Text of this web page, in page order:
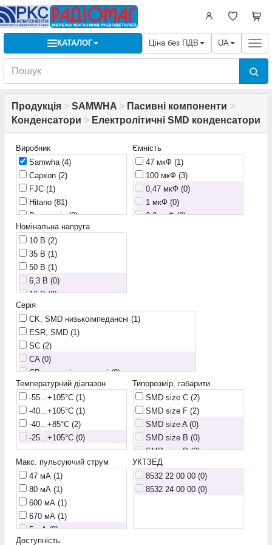
КАТАЛОГ Ціна без ПДВ UA
Продукція > SAMWHA > Пасивні компоненти >
Конденсатори > Електролітичні SMD конденсатори
Виробник
Samwha (4)
Capxon (2)
FJC (1)
Hitano (81)
Panasonic(2)
Yageo(3)
Ємність
47 мкФ (1)
100 мкФ (3)
0,47 мкФ (0)
1 мкФ (0)
2,2 мкФ (0)
220 мкФ (0)
Номінальна напруга
10 В (2)
35 В (1)
50 В (1)
6,3 В (0)
16 В (0)
25 В (0)
63 В (0)
100 В (0)
Серія
CK, SMD низькоімпедансні (1)
ESR, SMD (1)
SC (2)
CA (0)
CB, низькоімпедансні (0)
CS (0)
EHV, SMD високотемпературні (0)
EKV, SMD зі слабкими струмами витоку (0)
ELV, SMD (0)
EZV, SMD низькоімпедансні (0)
FK (0)
FK-V, низькоімпедансні (0)
Температурний діапазон
-55...+105°С (1)
-40...+105°С (1)
-40...+85°С (2)
-25...+105°С (0)
Типорозмір, габарити
SMD size C (2)
SMD size F (2)
SMD size A (0)
SMD size B (0)
SMD size D (0)
SMD size E (0)
Макс. пульсуючий струм
47 мА (1)
80 мА (1)
600 мА (1)
670 мА (1)
5 мА (0)
15 мА (0)
УКТЗЕД
8532 22 00 00 (0)
8532 24 00 00 (0)
Доступність